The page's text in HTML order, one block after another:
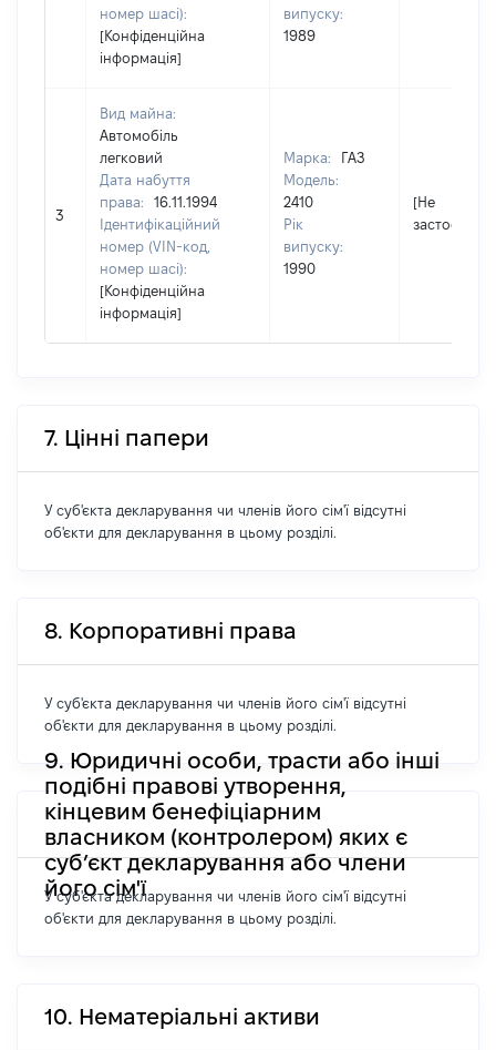
номер шасі):
[Конфіденційна
інформація]
випуску:
1989
3
Вид майна:
Автомобіль
легковий
Дата набуття
права:
16.11.1994
Ідентифікаційний
номер (VIN-код,
номер шасі):
[Конфіденційна
інформація]
Марка:
ГАЗ
Модель:
2410
Рік
випуску:
1990
[Не
7. Цінні папери
У суб'єкта декларування чи членів його сім'ї відсутні
об'єкти для декларування в цьому розділі.
8. Корпоративні права
У суб'єкта декларування чи членів його сім'ї відсутні
об'єкти для декларування в цьому розділі.
9. Юридичні особи, трасти або інші
подібні правові утворення,
кінцевим бенефіціарним
власником (контролером) яких є
суб’єкт декларування або члени
його сім'ї
У суб'єкта декларування чи членів його сім'ї відсутні
об'єкти для декларування в цьому розділі.
10. Нематеріальні активи